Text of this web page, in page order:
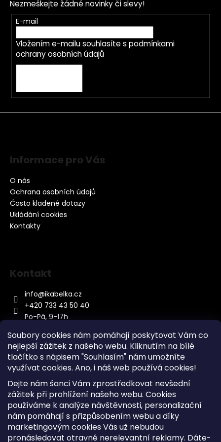
Soubory cookies nám pomáhají poskytovat Vám co
nejlepší zážitek z našeho webu. Kliknutím na bílé
tlačítko s nápisem "Souhlasím" nám umožníte
využívat cookies. Ano, i náš web používá cookies!
Dejte nám šanci Vám zprostředkovat nevšední
zážitek při prohlížení našeho webu. Cookies
používáme k analýze návštěvnosti, personalizační
nám pomáhají s přizpůsobením webu a díky
marketingovým cookies Vás už nebudou
pronásledovat otravné nerelevantní reklamy. Dáte-
Nezmeškejte žádné novinky či slevy!
E-mail
Vložením e-mailu souhlasíte s podmínkami
ochrany osobních údajů
Informace pro Vás
O nás
Ochrana osobních údajů
Často kladené dotazy
Ukládání cookies
Kontakty
Kontakt
info@ikabelka.cz
+420 733 43 50 40
Po-Pá, 9-17h
Kontakt
Sitemap
Doprava a Platba
Reklamace Zboží
Obchodní podmínky